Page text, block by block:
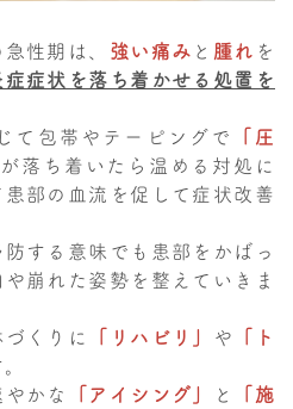
性期は、 強い痛み と 腫れ を
症症状を落ち着かせる処置を
て包帯やテーピングで
「圧
落ち着いたら温める対処に
部の血流を促して症状改善
する意味でも患部をかばっ
崩れた姿勢を整えていきま
くりに
「リハビリ」 や 「ト
かな
「アイシング」 と
「施